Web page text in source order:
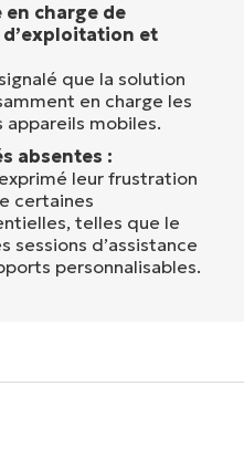
en charge de
et
que la solution
en charge les
appareils mobiles.
absentes :
leur frustration
certaines
telles que le
sessions d’assistance
personnalisables.